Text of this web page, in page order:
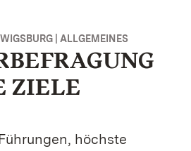
| ALLGEMEINES
ZIELE
höchste